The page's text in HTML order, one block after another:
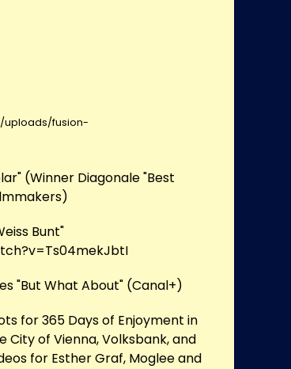
uploads/fusion-
(Winner Diagonale "Best
Bunt"
"But What About" (Canal+)
for 365 Days of Enjoyment in
of Vienna, Volksbank, and
for Esther Graf, Moglee and